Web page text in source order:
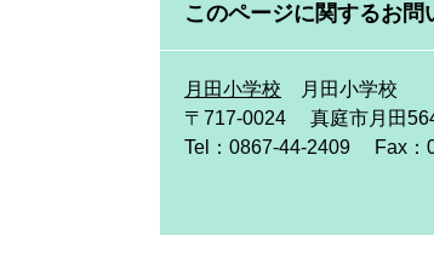
このページに関するお問
月田小学校
月田小学校
〒717-0024
真庭市月田
Tel：0867-44-2409
Fax：